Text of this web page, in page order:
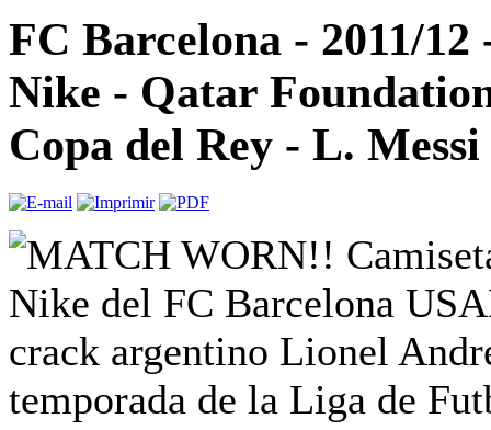
FC Barcelona - 2011/12
Nike - Qatar
Copa del Rey - L. Messi